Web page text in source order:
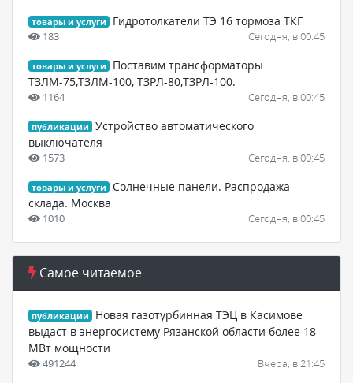
товары и услуги Гидротолкатели ТЭ 16 тормоза ТКГ
183 Сегодня, в 00:45
товары и услуги
Поставим трансформаторы
ТЗЛМ-75,ТЗЛМ-100, ТЗРЛ-80,ТЗРЛ-100.
1164 Сегодня, в 00:45
публикации
Устройство автоматического
выключателя
1573 Сегодня, в 00:45
товары и услуги
Солнечные панели. Распродажа
склада. Москва
1010 Сегодня, в 00:45
Самое читаемое
публикации
Новая газотурбинная ТЭЦ в Касимове
выдаст в энергосистему Рязанской области более 18
МВт мощности
491244 Вчера, в 21:45